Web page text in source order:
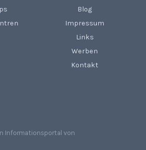
Blog
Impressum
Links
Werben
Kontakt
Informationsportal von